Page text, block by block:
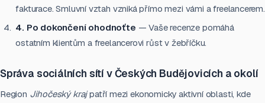
fakturace. Smluvní vztah vzniká přímo mezi vámi a freelancerem.
4. Po dokončení ohodnoťte — Vaše recenze pomáhá
ostatním klientům a freelancerovi růst v žebříčku.
Správa sociálních sítí v Českých Budějovicích a okolí
Region Jihočeský krajpatří mezi ekonomicky aktivní oblasti, kde